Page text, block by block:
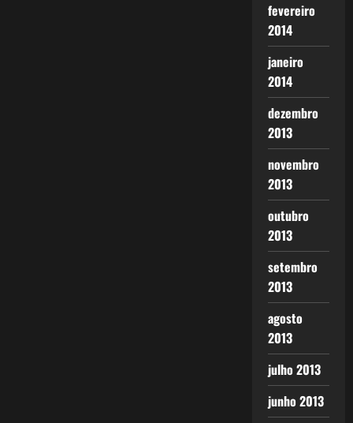
fevereiro
2014
janeiro
2014
dezembro
2013
novembro
2013
outubro
2013
setembro
2013
agosto
2013
julho 2013
junho 2013